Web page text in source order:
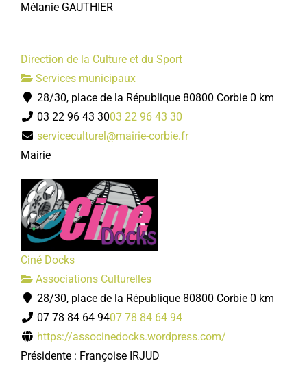
Mélanie GAUTHIER
Direction de la Culture et du Sport
Services municipaux
28/30, place de la République 80800 Corbie 0 km
03 22 96 43 3003 22 96 43 30
serviceculturel@mairie-corbie.fr
Mairie
Ciné Docks
Associations Culturelles
28/30, place de la République 80800 Corbie 0 km
07 78 84 64 9407 78 84 64 94
https://associnedocks.wordpress.com/
Présidente : Françoise IRJUD